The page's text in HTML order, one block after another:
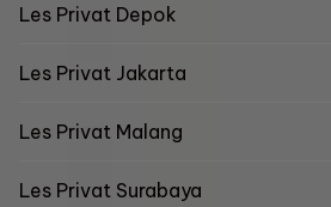
Les Privat Depok
Les Privat Jakarta
Les Privat Malang
Les Privat Surabaya